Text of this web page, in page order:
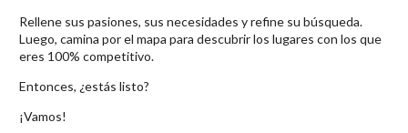
Rellene sus pasiones, sus necesidades y refine su búsqueda.
Luego, camina por el mapa para descubrir los lugares con los que
eres 100% competitivo.
Entonces, ¿estás listo?
¡Vamos!